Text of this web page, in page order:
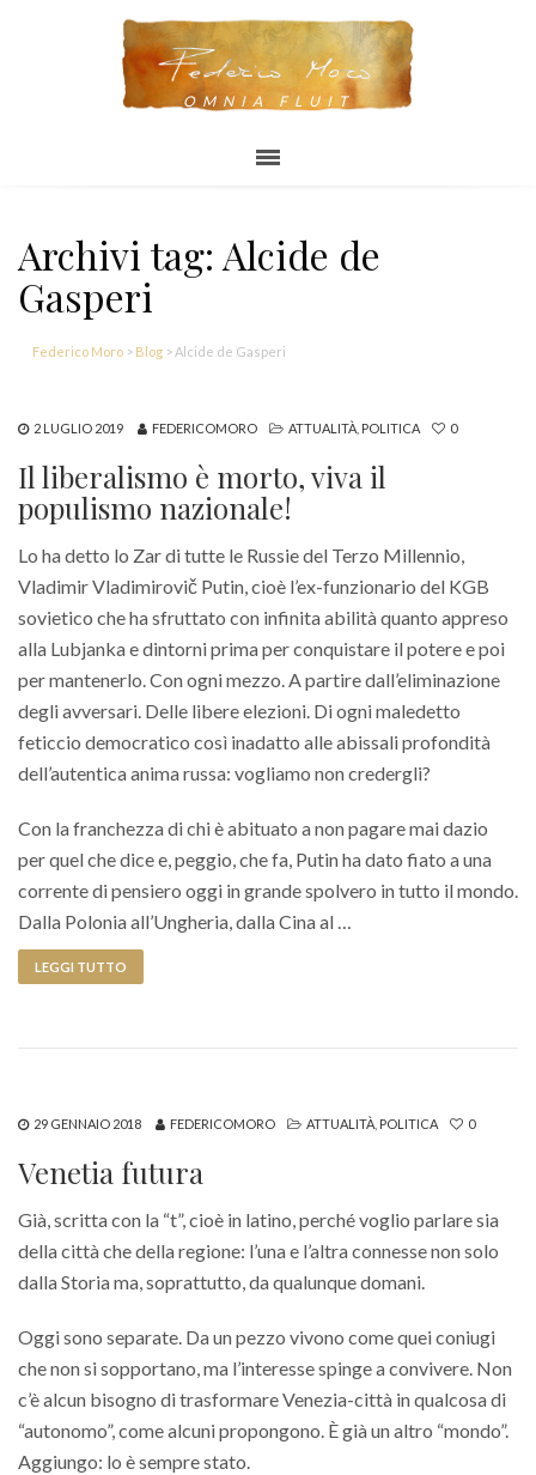
OMNIA FLUIT
Archivi tag: Alcide de
Gasperi
Federico Moro > Blog > Alcide de Gasperi
2 LUGLIO 2019 FEDERICOMORO ATTUALITÀ POLITICA 0
Il liberalismo è morto, viva il
populismo nazionale!
Lo ha detto lo Zar di tutte le Russie del Terzo Millennio,
Vladimir Vladimirovič Putin, cioè l’ex-funzionario del KGB
sovietico che ha sfruttato con infinita abilità quanto appreso
alla Lubjanka e dintorni prima per conquistare il potere e poi
per mantenerlo. Con ogni mezzo. A partire dall’eliminazione
degli avversari. Delle libere elezioni. Di ogni maledetto
feticcio democratico così inadatto alle abissali profondità
dell’autentica anima russa: vogliamo non credergli?
Con la franchezza di chi è abituato a non pagare mai dazio
per quel che dice e, peggio, che fa, Putin ha dato fiato a una
corrente di pensiero oggi in grande spolvero in tutto il mondo.
Dalla Polonia all’Ungheria, dalla Cina al …
LEGGI TUTTO
29 GENNAIO 2018 FEDERICOMORO ATTUALITÀ POLITICA 0
Venetia futura
Già, scritta con la “t”, cioè in latino, perché voglio parlare sia
della città che della regione: l’una e l’altra connesse non solo
dalla Storia ma, soprattutto, da qualunque domani.
Oggi sono separate. Da un pezzo vivono come quei coniugi
che non si sopportano, ma l’interesse spinge a convivere. Non
c’è alcun bisogno di trasformare Venezia-città in qualcosa di
“autonomo”, come alcuni propongono. È già un altro “mondo”.
Aggiungo: lo è sempre stato.